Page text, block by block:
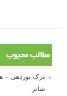
مطالب محبوب
شاتر